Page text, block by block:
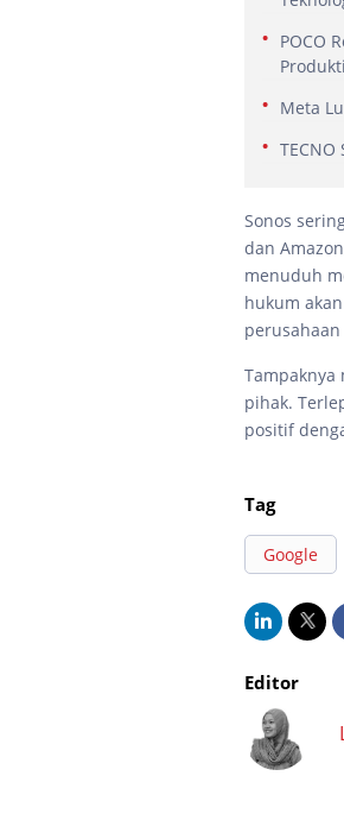
POCO
Meta
Sonos
dan
menuduh
hukum
Tampaknya
pihak.
positif
Tag
Google
Editor